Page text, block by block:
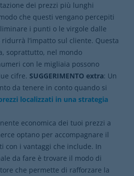
dei prezzi più lunghi
che questi vengano percepiti
i punti o le virgole dalle
l’impatto sul cliente. Questa
soprattutto, nel mondo
con le migliaia possono
cifre. SUGGERIMENTO extra: Un
da tenere in conto quando si
localizzati in una strategia
economica dei tuoi prezzi a
optano per accompagnare il
con i vantaggi che include. In
da fare è trovare il modo di
che permette di rafforzare la